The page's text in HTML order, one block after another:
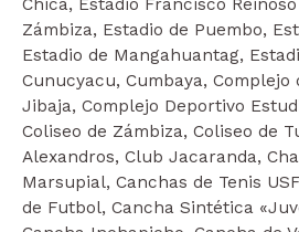
Chica, Estadio Francisco
Zámbiza, Estadio de Puembo,
Estadio de Mangahuantag,
Cunucyacu, Cumbaya,
Jibaja, Complejo Deportivo
Coliseo de Zámbiza, Coliseo de
Alexandros, Club Jacaranda,
Marsupial, Canchas de Tenis
de Futbol, Cancha Sintética